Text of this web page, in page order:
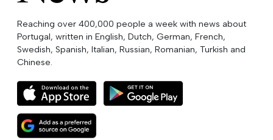
Reaching over 400,000 people a week with news about
Portugal, written in English, Dutch, German, French,
Swedish, Spanish, Italian, Russian, Romanian, Turkish and
Chinese.